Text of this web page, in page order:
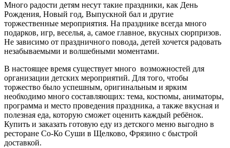
Много радости детям несут такие праздники, как День
Рождения, Новый год, Выпускной бал и другие
торжественные мероприятия. На празднике всегда много
подарков, игр, веселья, а, самое главное, вкусных сюрпризов.
Не зависимо от праздничного повода, детей хочется радовать
незабываемыми и волшебными моментами.
В настоящее время существует много возможностей для
организации детских мероприятий. Для того, чтобы
торжество было успешным, оригинальным и ярким
необходимо много составляющих: тема, костюмы, аниматоры,
программа и место проведения праздника, а также вкусная и
полезная еда, которую сможет оценить каждый ребёнок.
Купить и заказать готовую еду из детского меню выгодно в
ресторане Со-Ко Суши в Щелково, Фрязино с быстрой
доставкой.